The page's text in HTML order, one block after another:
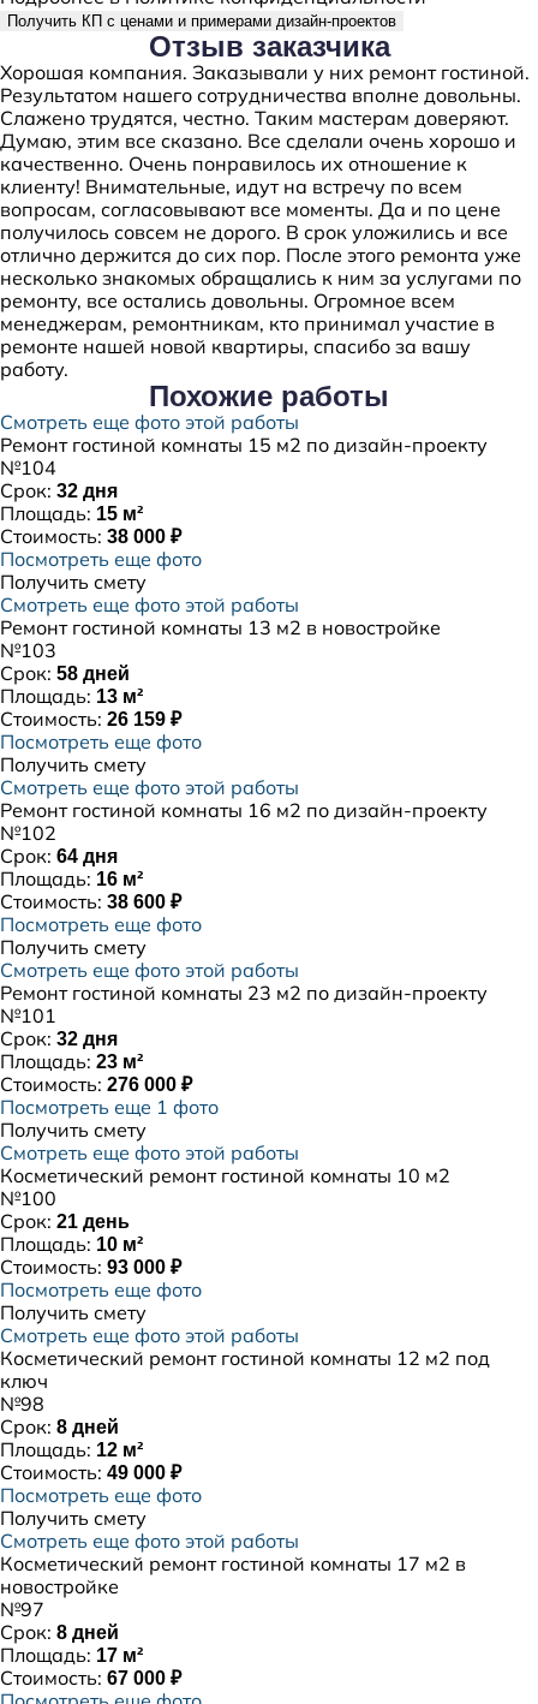
Получить КП с ценами и примерами дизайн-проектов
Отзыв заказчика
Хорошая компания. Заказывали у них ремонт гостиной.
Результатом нашего сотрудничества вполне довольны.
Слажено трудятся, честно. Таким мастерам доверяют.
Думаю, этим все сказано. Все сделали очень хорошо и
качественно. Очень понравилось их отношение к
клиенту! Внимательные, идут на встречу по всем
вопросам, согласовывают все моменты. Да и по цене
получилось совсем не дорого. В срок уложились и все
отлично держится до сих пор. После этого ремонта уже
несколько знакомых обращались к ним за услугами по
ремонту, все остались довольны. Огромное всем
менеджерам, ремонтникам, кто принимал участие в
ремонте нашей новой квартиры, спасибо за вашу
работу.
Похожие работы
Смотреть еще фото этой работы
Ремонт гостиной комнаты 15 м2 по дизайн-проекту
№104
Срок: 32 дня
Площадь: 15 м²
Стоимость: 38 000 ₽
Посмотреть еще фото
Получить смету
Смотреть еще фото этой работы
Ремонт гостиной комнаты 13 м2 в новостройке
№103
Срок: 58 дней
Площадь: 13 м²
Стоимость: 26 159 ₽
Посмотреть еще фото
Получить смету
Смотреть еще фото этой работы
Ремонт гостиной комнаты 16 м2 по дизайн-проекту
№102
Срок: 64 дня
Площадь: 16 м²
Стоимость: 38 600 ₽
Посмотреть еще фото
Получить смету
Смотреть еще фото этой работы
Ремонт гостиной комнаты 23 м2 по дизайн-проекту
№101
Срок: 32 дня
Площадь: 23 м²
Стоимость: 276 000 ₽
Посмотреть еще 1 фото
Получить смету
Смотреть еще фото этой работы
Косметический ремонт гостиной комнаты 10 м2
№100
Срок: 21 день
Площадь: 10 м²
Стоимость: 93 000 ₽
Посмотреть еще фото
Получить смету
Смотреть еще фото этой работы
Косметический ремонт гостиной комнаты 12 м2 под
ключ
№98
Срок: 8 дней
Площадь: 12 м²
Стоимость: 49 000 ₽
Посмотреть еще фото
Получить смету
Смотреть еще фото этой работы
Косметический ремонт гостиной комнаты 17 м2 в
новостройке
№97
Срок: 8 дней
Площадь: 17 м²
Стоимость: 67 000 ₽